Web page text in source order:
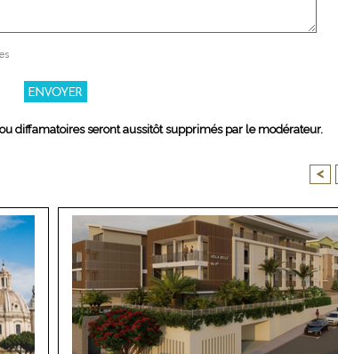
diffamatoires seront aussitôt supprimés par le modérateur.
<